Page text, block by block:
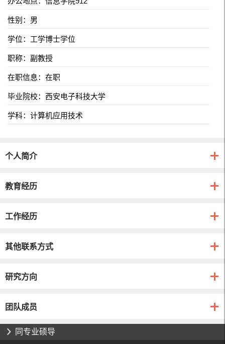
性别：男
学位：工学博士学位
职称：副教授
在职信息：在职
毕业院校：西安电子科技大学
学科：计算机应用技术
个人简介
教育经历
工作经历
其他联系方式
研究方向
团队成员
同专业硕导